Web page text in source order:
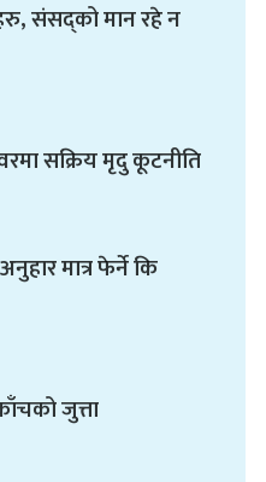
संसद्को मान रहे न
सक्रिय मृदु कूटनीति
मात्र फेर्ने कि
जुत्ता